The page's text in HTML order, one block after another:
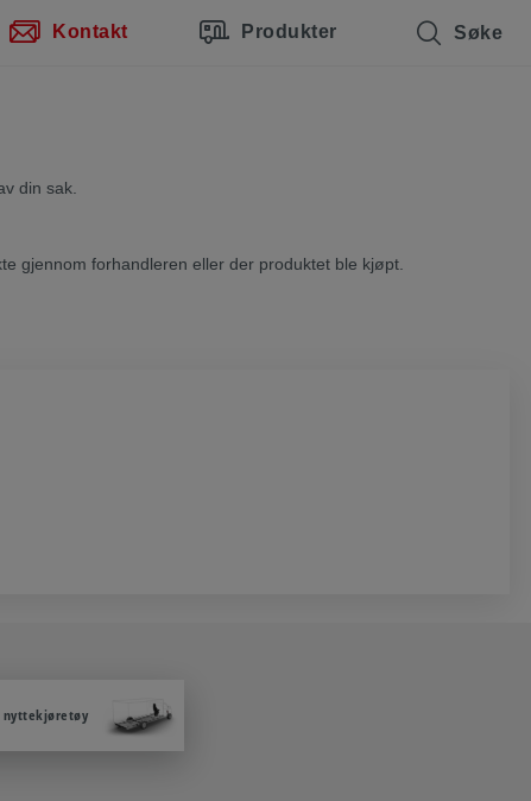
Kontakt Produkter Søke
din sak.
gjennom forhandleren eller der produktet ble kjøpt.
nyttekjøretøy